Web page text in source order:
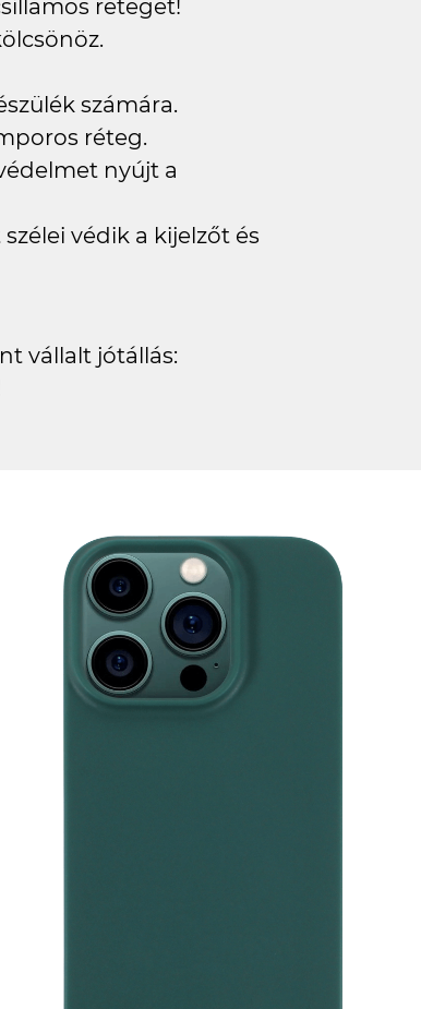
réteget!
számára.
réteg.
nyújt a
védik a kijelzőt és
vállalt jótállás: